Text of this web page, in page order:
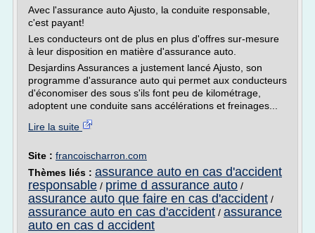
Avec l'assurance auto Ajusto, la conduite responsable,
c'est payant!
Les conducteurs ont de plus en plus d'offres sur-mesure
à leur disposition en matière d'assurance auto.
Desjardins Assurances a justement lancé Ajusto, son
programme d'assurance auto qui permet aux conducteurs
d'économiser des sous s'ils font peu de kilométrage,
adoptent une conduite sans accélérations et freinages...
Lire la suite
Site : francoischarron.com
Thèmes liés : assurance auto en cas d'accident
responsable / prime d assurance auto /
assurance auto que faire en cas d'accident /
assurance auto en cas d'accident / assurance
auto en cas d accident